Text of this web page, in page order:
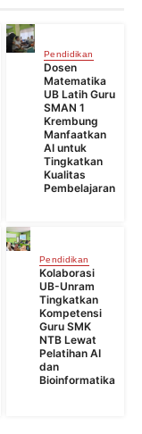
Pendidikan
Dosen
Matematika
UB Latih Guru
SMAN 1
Krembung
Manfaatkan
AI untuk
Tingkatkan
Kualitas
Pembelajaran
Pendidikan
Kolaborasi
UB-Unram
Tingkatkan
Kompetensi
Guru SMK
NTB Lewat
Pelatihan AI
dan
Bioinformatika